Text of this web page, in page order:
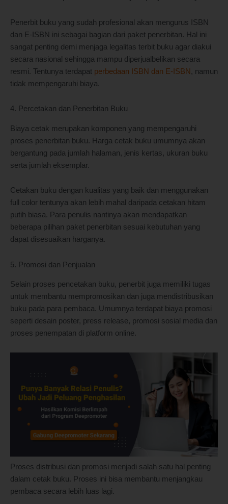
Penerbit buku yang sudah profesional akan mengurus ISBN
dan E-ISBN ini sebagai bagian dari paket penerbitan. Hal ini
sangat penting demi menjaga legalitas terbit buku agar diakui
secara nasional sehingga mampu diperjualbelikan secara
resmi. Tentunya terdapat perbedaan ISBN dan E-ISBN , namun
tidak mempengaruhi biaya.
4. Percetakan dan Penerbitan Buku
Biaya cetak merupakan komponen yang mempengaruhi
proses penerbitan buku. Harga cetak buku umumnya akan
bergantung pada jumlah halaman, jenis kertas, ukuran buku
serta jumlah eksemplar.
Cetakan buku dengan kualitas yang baik dan menggunakan
full color tentunya akan lebih mahal daripada cetakan hitam
putih biasa. Para penulis nantinya akan mendapatkan
beberapa pilihan paket penerbitan sesuai kebutuhan yang
dapat disesuaikan harganya.
5. Promosi dan Penjualan
Selain proses pencetakan buku, penerbit juga memiliki tugas
untuk membantu mempromosikan dan juga mendistribusikan
buku pada para pembaca. Umumnya terdapat biaya promosi
seperti desain poster, press release, promosi sosial media dan
proses penempatan di platform online.
Proses distribusi dan promosi menjadi salah satu hal penting
dalam cetak buku. Proses ini bisa membantu menjangkau
pembaca secara lebih luas lagi.